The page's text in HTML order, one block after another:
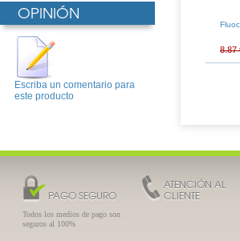
OPINIÓN
Escriba un comentario para
este producto
30 Capsulas
13.49 €
Mitosyl Pomada Protectora
8.87
PAGO SEGURO
Todos los medios de pago son
seguros al 100%
ATENCIÓN AL
CLIENTE